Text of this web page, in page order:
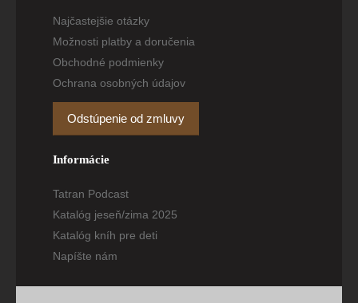
Najčastejšie otázky
Možnosti platby a doručenia
Obchodné podmienky
Ochrana osobných údajov
Odstúpenie od zmluvy
Informácie
Tatran Podcast
Katalóg jeseň/zima 2025
Katalóg kníh pre deti
Napíšte nám